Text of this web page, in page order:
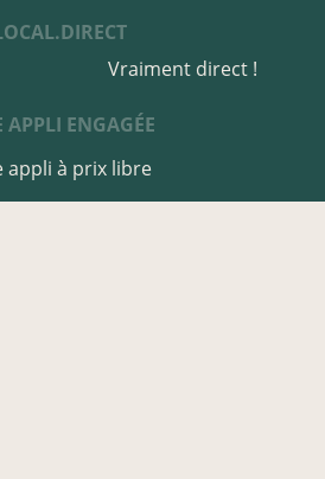
Vraiment direct !
APPLI ENGAGÉE
appli à prix libre
de producteurs